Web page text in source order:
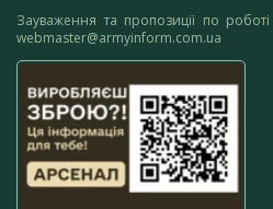
Зауваження та пропозиції по
webmaster@armyinform.com.ua